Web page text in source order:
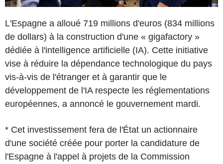
L'Espagne a alloué 719 millions d'euros (834 millions
de dollars) à la construction d'une « gigafactory »
dédiée à l'intelligence artificielle (IA). Cette initiative
vise à réduire la dépendance technologique du pays
vis-à-vis de l'étranger et à garantir que le
développement de l'IA respecte les réglementations
européennes, a annoncé le gouvernement mardi.
* Cet investissement fera de l'État un actionnaire
d'une société créée pour porter la candidature de
l'Espagne à l'appel à projets de la Commission